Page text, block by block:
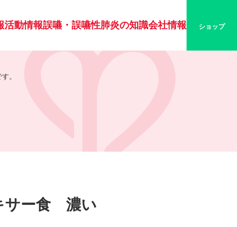
活動情報誤嚥・誤嚥性肺炎の知識会社情報 ショップ
。
サー食 濃い